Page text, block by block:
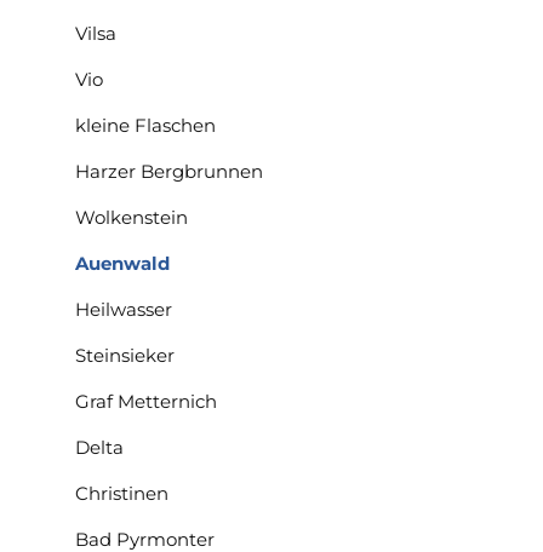
Vilsa
Vio
kleine Flaschen
Harzer Bergbrunnen
Wolkenstein
Auenwald
Heilwasser
Steinsieker
Graf Metternich
Delta
Christinen
Bad Pyrmonter